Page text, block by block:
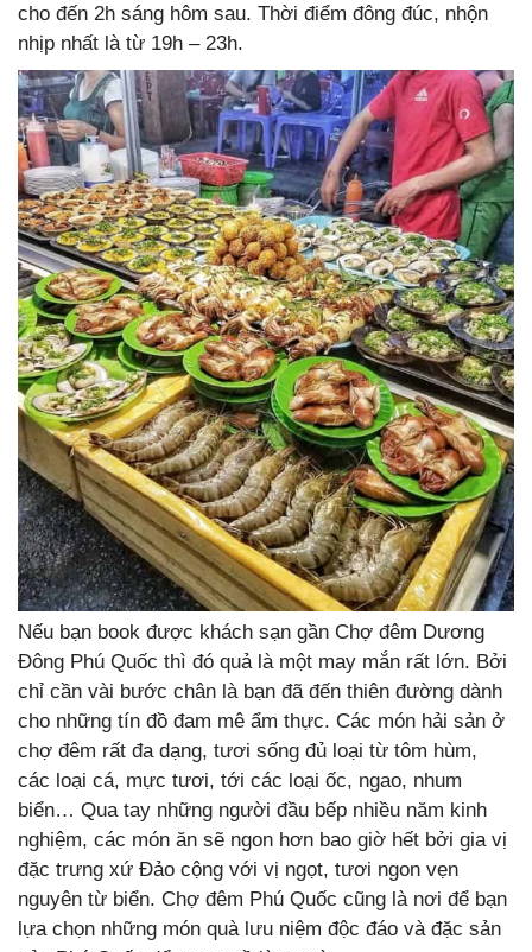
cho đến 2h sáng hôm sau. Thời điểm đông đúc, nhộn
nhịp nhất là từ 19h – 23h.
Nếu bạn book được khách sạn gần Chợ đêm Dương
Đông Phú Quốc thì đó quả là một may mắn rất lớn. Bởi
chỉ cần vài bước chân là bạn đã đến thiên đường dành
cho những tín đồ đam mê ẩm thực. Các món hải sản ở
chợ đêm rất đa dạng, tươi sống đủ loại từ tôm hùm,
các loại cá, mực tươi, tới các loại ốc, ngao, nhum
biển… Qua tay những người đầu bếp nhiều năm kinh
nghiệm, các món ăn sẽ ngon hơn bao giờ hết bởi gia vị
đặc trưng xứ Đảo cộng với vị ngọt, tươi ngon vẹn
nguyên từ biển. Chợ đêm Phú Quốc cũng là nơi để bạn
lựa chọn những món quà lưu niệm độc đáo và đặc sản